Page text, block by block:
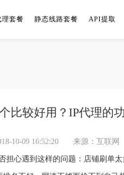
套餐 静态线路套餐 API提取
比较好用？IP代理的
10-09 16:52:20 来源：互联网
担心遇到这样的问题：店铺刷单